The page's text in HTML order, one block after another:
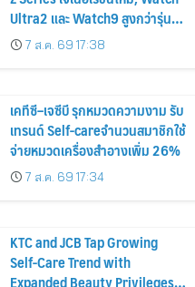
Ultra2 และ Watch9 สูงกว่ารุ่น
ก่อนหน้ากว่า 30%
7 ส.ค. 69 17:38
เคทีซี–เจซีบี รุกหมวดความงาม รับ
เทรนด์ Self-careจำนวนสมาชิกใช้
จ่ายหมวดเครื่องสำอางเพิ่ม 26%
7 ส.ค. 69 17:34
KTC and JCB Tap Growing
Self-Care Trend with
Expanded Beauty Privileges